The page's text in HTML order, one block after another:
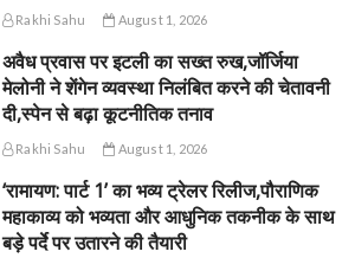
Rakhi Sahu August 1, 2026
अवैध प्रवास पर इटली का सख्त रुख,जॉर्जिया
मेलोनी ने शेंगेन व्यवस्था निलंबित करने की चेतावनी
दी,स्पेन से बढ़ा कूटनीतिक तनाव
Rakhi Sahu August 1, 2026
‘रामायण: पार्ट 1’ का भव्य ट्रेलर रिलीज,पौराणिक
महाकाव्य को भव्यता और आधुनिक तकनीक के साथ
बड़े पर्दे पर उतारने की तैयारी